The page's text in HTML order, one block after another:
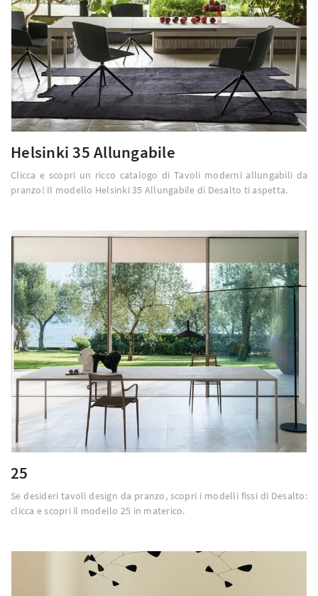
Helsinki 35 Allungabile
Clicca e scopri un ricco catalogo di Tavoli moderni allungabili da
pranzo! Il modello Helsinki 35 Allungabile di Desalto ti aspetta.
25
Se desideri tavoli design da pranzo, scopri i modelli fissi di Desalto:
clicca e scopri il modello 25 in materico.